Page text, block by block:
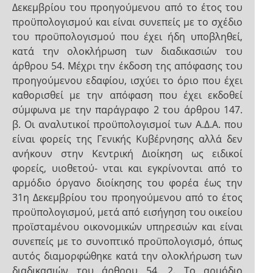
Δεκεμβρίου του προηγούμενου από το έτος του
προϋπολογισμού και είναι συνεπείς με το σχέδιο
του προϋπολογισμού που έχει ήδη υποβληθεί,
κατά την ολοκλήρωση των διαδικασιών του
άρθρου 54. Μέχρι την έκδοση της απόφασης του
προηγούμενου εδαφίου, ισχύει το όριο που έχει
καθορισθεί με την απόφαση που έχει εκδοθεί
σύμφωνα με την παράγραφο 2 του άρθρου 147.
β. Οι αναλυτικοί προϋπολογισμοί των Α.Δ.Α. που
είναι φορείς της Γενικής Κυβέρνησης αλλά δεν
ανήκουν στην Κεντρική Διοίκηση ως ειδικοί
φορείς, υιοθετού- νται και εγκρίνονται από το
αρμόδιο όργανο διοίκησης του φορέα έως την
31η Δεκεμβρίου του προηγούμενου από το έτος
προϋπολογισμού, μετά από εισήγηση του οικείου
προϊσταμένου οικονομικών υπηρεσιών και είναι
συνεπείς με το συνοπτικό προϋπολογισμό, όπως
αυτός διαμορφώθηκε κατά την ολοκλήρωση των